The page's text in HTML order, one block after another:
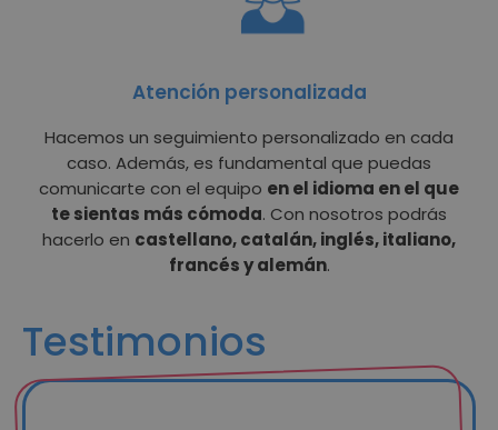
Atención personalizada
Hacemos un seguimiento personalizado en cada
caso. Además, es fundamental que puedas
comunicarte con el equipo en el idioma en el que
te sientas más cómoda. Con nosotros podrás
hacerlo en castellano, catalán, inglés, italiano,
francés y alemán.
Testimonios